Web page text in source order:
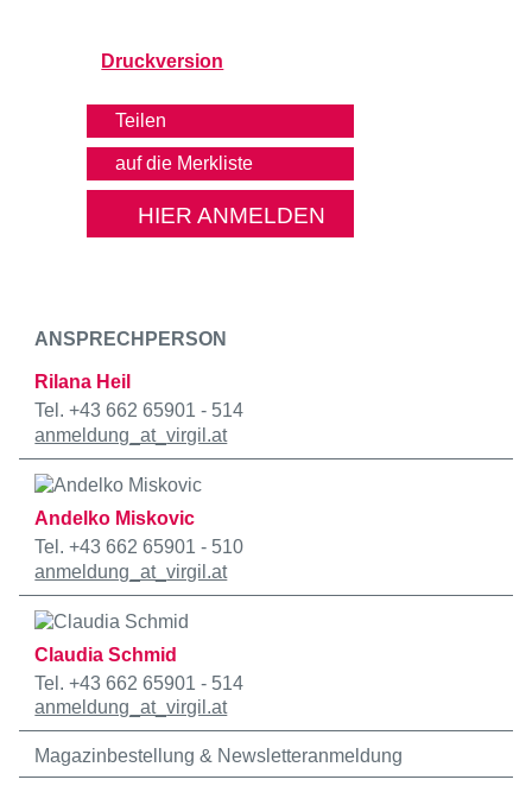
Druckversion
Teilen
HIER ANMELDEN
ANSPRECHPERSON
Rilana Heil
Tel. +43 662 65901 - 514
anmeldung _at_virgil.at
Andelko Miskovic
Tel. +43 662 65901 - 510
anmeldung _at_virgil.at
Claudia Schmid
Tel. +43 662 65901 - 514
anmeldung _at_virgil.at
Magazinbestellung & Newsletteranmeldung